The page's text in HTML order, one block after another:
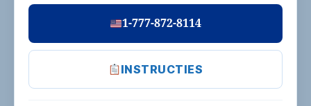
1-777-872-8114
INSTRUCTIES